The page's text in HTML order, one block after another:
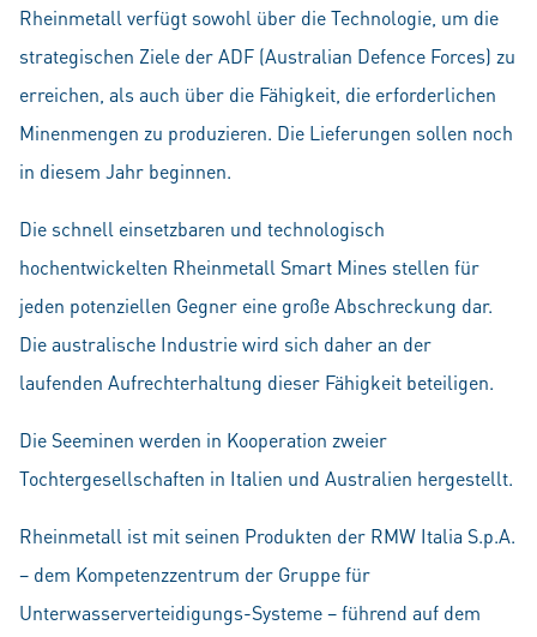
Rheinmetall verfügt sowohl über die Technologie, um die
strategischen Ziele der ADF (Australian Defence Forces) zu
erreichen, als auch über die Fähigkeit, die erforderlichen
Minenmengen zu produzieren. Die Lieferungen sollen noch
in diesem Jahr beginnen.
Die schnell einsetzbaren und technologisch
hochentwickelten Rheinmetall Smart Mines stellen für
jeden potenziellen Gegner eine große Abschreckung dar.
Die australische Industrie wird sich daher an der
laufenden Aufrechterhaltung dieser Fähigkeit beteiligen.
Die Seeminen werden in Kooperation zweier
Tochtergesellschaften in Italien und Australien hergestellt.
Rheinmetall ist mit seinen Produkten der RMW Italia S.p.A.
– dem Kompetenz­zentrum der Gruppe für
Unterwasserverteidigungs-Systeme – führend auf dem